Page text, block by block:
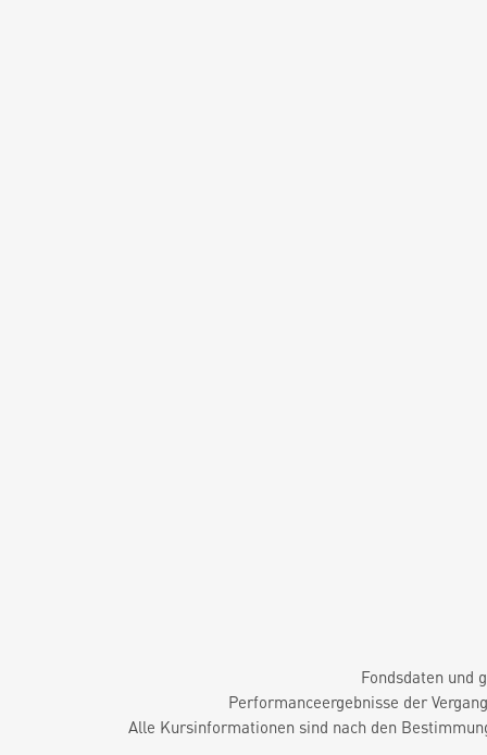
Fondsdaten und
Performanceergebnisse der
Alle Kursinformationen sind nach den